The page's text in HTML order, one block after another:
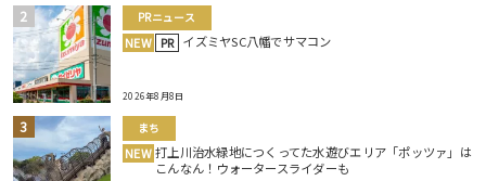
PRニュース
NEW PR イズミヤSC八幡でサマコン
2026年8月8日
まち
NEW 打上川治水緑地につくってた水遊びエリア「ポッツァ」は
こんなん！ウォータースライダーも